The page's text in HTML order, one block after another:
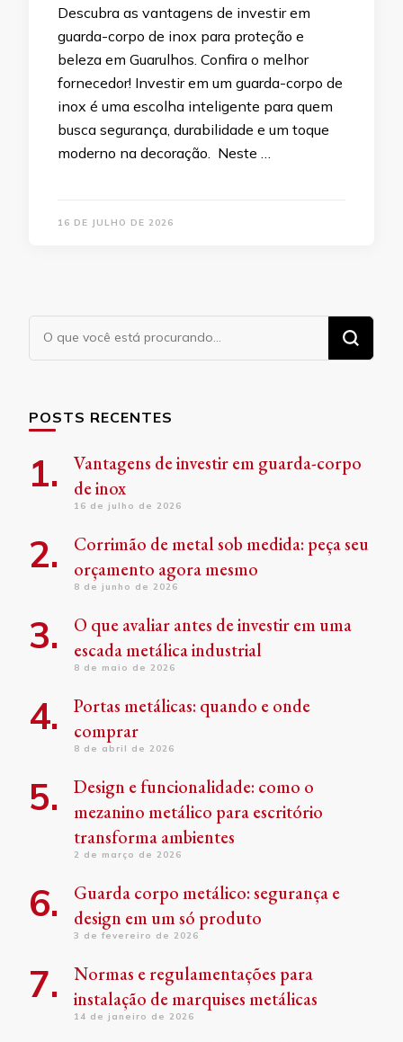
Descubra as vantagens de investir em
guarda-corpo de inox para proteção e
beleza em Guarulhos. Confira o melhor
fornecedor! Investir em um guarda-corpo de
inox é uma escolha inteligente para quem
busca segurança, durabilidade e um toque
moderno na decoração. Neste …
16 DE JULHO DE 2026
Procurando
algo?
POSTS RECENTES
Vantagens de investir em guarda-corpo
de inox
16 de julho de 2026
Corrimão de metal sob medida: peça seu
orçamento agora mesmo
8 de junho de 2026
O que avaliar antes de investir em uma
escada metálica industrial
8 de maio de 2026
Portas metálicas: quando e onde
comprar
8 de abril de 2026
Design e funcionalidade: como o
mezanino metálico para escritório
transforma ambientes
2 de março de 2026
Guarda corpo metálico: segurança e
design em um só produto
3 de fevereiro de 2026
Normas e regulamentações para
instalação de marquises metálicas
14 de janeiro de 2026